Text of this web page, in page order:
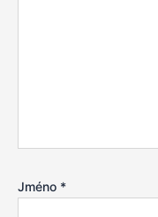
Jméno *